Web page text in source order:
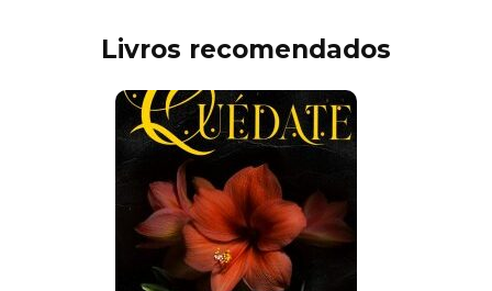
Livros recomendados